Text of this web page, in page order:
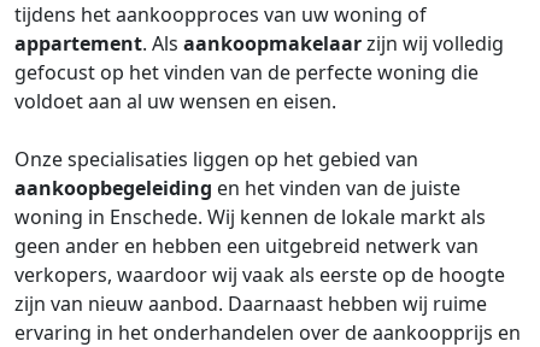
tijdens het aankoopproces van uw woning of
appartement. Als aankoopmakelaarzijn wij volledig
gefocust op het vinden van de perfecte woning die
voldoet aan al uw wensen en eisen.
Onze specialisaties liggen op het gebied van
aankoopbegeleiding en het vinden van de juiste
woning in Enschede. Wij kennen de lokale markt als
geen ander en hebben een uitgebreid netwerk van
verkopers, waardoor wij vaak als eerste op de hoogte
zijn van nieuw aanbod. Daarnaast hebben wij ruime
ervaring in het onderhandelen over de aankoopprijs en